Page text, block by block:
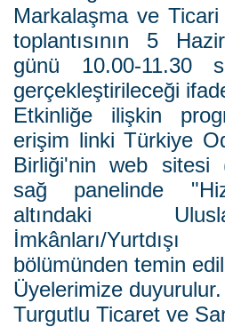
Markalaşma ve
toplantısının 5
günü 10.00-11.30
gerçekleştirileceği
Etkinliğe ilişkin
erişim linki Türkiye
Birliği'nin web sitesi
sağ panelinde
altındaki
İmkânları/
bölümünden temin
Üyelerimize duyurulur.
Turgutlu Ticaret ve